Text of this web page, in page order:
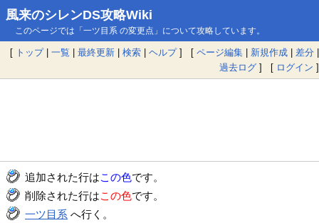
風来のシレンDS攻略Wiki
このページでは「一ツ目系 の変更点」について攻略しています。
[ トップ| 一覧 | 最終更新 | 検索 | ヘルプ] [ ページ編集 | 新規作成 | 差分 |
過去ログ ] [ ログイン ]
追加された行はこの色です。
削除された行はこの色です。
一ツ目系 へ行く。